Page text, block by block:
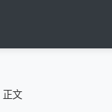
正文